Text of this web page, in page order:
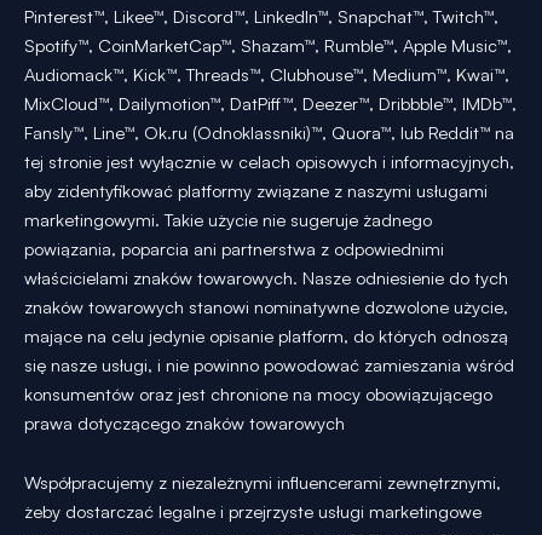
Pinterest™, Likee™, Discord™, LinkedIn™, Snapchat™, Twitch™,
Spotify™, CoinMarketCap™, Shazam™, Rumble™, Apple Music™,
Audiomack™, Kick™, Threads™, Clubhouse™, Medium™, Kwai™,
MixCloud™, Dailymotion™, DatPiff™, Deezer™, Dribbble™, IMDb™,
Fansly™, Line™, Ok.ru (Odnoklassniki)™, Quora™, lub Reddit™ na
tej stronie jest wyłącznie w celach opisowych i informacyjnych,
aby zidentyfikować platformy związane z naszymi usługami
marketingowymi. Takie użycie nie sugeruje żadnego
powiązania, poparcia ani partnerstwa z odpowiednimi
właścicielami znaków towarowych. Nasze odniesienie do tych
znaków towarowych stanowi nominatywne dozwolone użycie,
mające na celu jedynie opisanie platform, do których odnoszą
się nasze usługi, i nie powinno powodować zamieszania wśród
konsumentów oraz jest chronione na mocy obowiązującego
prawa dotyczącego znaków towarowych
Współpracujemy z niezależnymi influencerami zewnętrznymi,
żeby dostarczać legalne i przejrzyste usługi marketingowe